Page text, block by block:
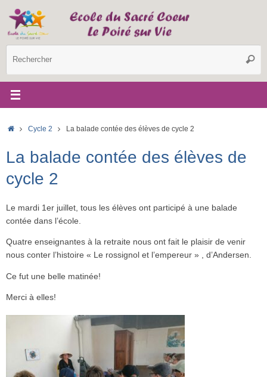
contenu
Accueil
Cycle 2 La balade contée des élèves de cycle 2
La balade contée des élèves de
cycle 2
Le mardi 1er juillet, tous les élèves ont participé à une balade
contée dans l’école.
Quatre enseignantes à la retraite nous ont fait le plaisir de venir
nous conter l’histoire « Le rossignol et l’empereur » , d’Andersen.
Ce fut une belle matinée!
Merci à elles!